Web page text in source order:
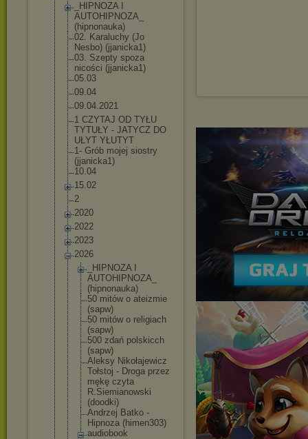
_HIPNOZA I
AUTOHIPNOZA_
(hipnonauka)
02. Karaluchy (Jo
Nesbo) (jjanicka1)
03. Szepty spoza
nicości (jjanicka1)
05.03
09.04
09.04.2021
1 CZYTAJ OD TYŁU
TYTUŁY - JATYCZ DO
UŁYT YŁUTYT
1- Grób mojej siostry
(jjanicka1)
10.04
15.02
2
2020
2022
2023
2026
_HIPNOZA I
AUTOHIPNOZA
(hipnonauka)
50 mitów o ateizmie
(sapw)
50 mitów o religiach
(sapw)
500 zdań polskicch
(sapw)
Aleksy Nikołajewicz
Tołstoj - Droga przez
mękę czyta
R.Siemianowski
(doodki)
Andrzej Batko -
Hipnoza (himen303)
audiobook